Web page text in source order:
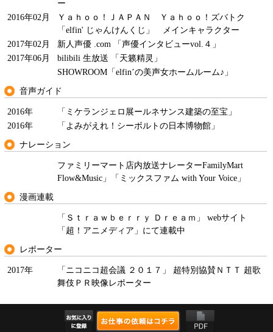
ー
2016年02月
Ｙａｈｏｏ！ＪＡＰＡＮ Ｙａｈｏｏ！ズバトク
「elfin' じゃんけんくじ」 メインキャラクター
2017年02月
新人声優 .com 「声優インタビューvol.４」
2017年06月
bilibili 生放送 「天籁精灵」
SHOWROOM「elfin’の美声女ホームルーム♪」
音声ガイド
2016年
「ミケランジェロ展ールネサンス建築の至宝」
2016年
「よみがえれ！シーボルトの日本博物館」
ナレーション
ファミリーマート店内放送ナレーターFamilyMart
Flow&Music」「ミックスファム with Your Voice」
漫画連載
「Ｓｔｒａｗｂｅｒｒｙ Ｄｒｅａｍ」 webサイト
「超！アニメディア」にて連載中
レポーター
2017年
「ニコニコ超会議 ２０１７」 超特別協賛ＮＴＴ 超歌
舞伎ＰＲ映像レポーター